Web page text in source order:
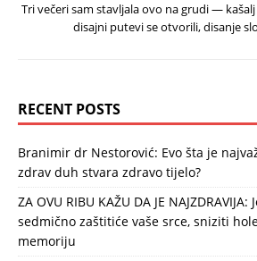
Tri večeri sam stavljala ovo na grudi —
disajni putevi se otvorili, disanje
RECENT POSTS
Branimir dr Nestorović: Evo šta je
zdrav duh stvara zdravo tijelo?
ZA OVU RIBU KAŽU DA JE
sedmično zaštitiće vaše srce, sniziti
memoriju